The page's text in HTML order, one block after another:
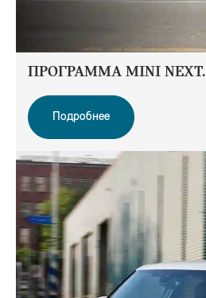
ПРОГРАММА MINI NEXT.
Подробнее